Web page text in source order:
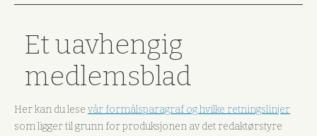
Et uavhengig
medlemsblad
Her kan du lese vår formålsparagraf og hvilke retningslinjer
som ligger til grunn for produksjonen av det redaktørstyre